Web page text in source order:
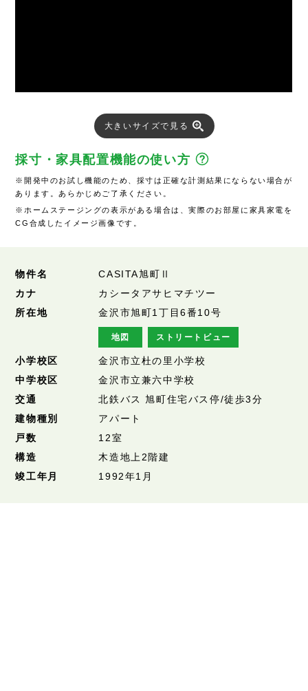
大きいサイズで見る
採寸・家具配置機能の使い方
※開発中のお試し機能のため、採寸は正確な計測結果にならない場合が
あります。あらかじめご了承ください。
※ホームステージングの表示がある場合は、実際のお部屋に家具家電を
CG合成したイメージ画像です。
物件名
CASITA旭町Ⅱ
カナ
カシータアサヒマチツー
所在地
金沢市旭町1丁目6番10号
地図 ストリートビュー
小学校区
金沢市立杜の里小学校
中学校区
金沢市立兼六中学校
交通
北鉄バス 旭町住宅バス停/徒歩3分
建物種別
アパート
戸数
12室
構造
木造地上2階建
竣工年月
1992年1月